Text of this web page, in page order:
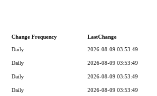
Change Frequency LastChange
Daily 2026-08-09 03:53:49
Daily 2026-08-09 03:53:49
Daily 2026-08-09 03:53:49
Daily 2026-08-09 03:53:49